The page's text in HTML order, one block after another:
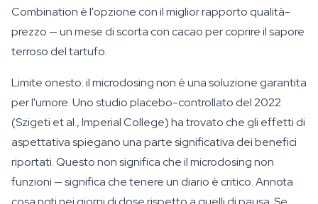
Combination è l'opzione con il miglior rapporto qualità-
prezzo — un mese di scorta con cacao per coprire il sapore
terroso del tartufo.
Limite onesto: il microdosing non è una soluzione garantita
per l'umore. Uno studio placebo-controllato del 2022
(Szigeti et al., Imperial College) ha trovato che gli effetti di
aspettativa spiegano una parte significativa dei benefici
riportati. Questo non significa che il microdosing non
funzioni — significa che tenere un diario è critico. Annota